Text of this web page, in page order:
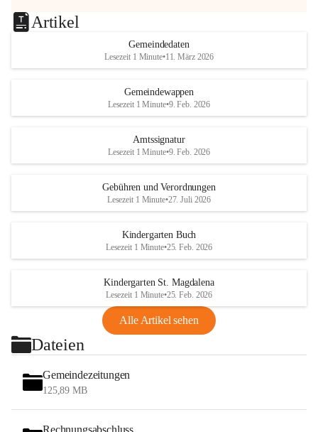
Artikel
Gemeindedaten
Lesezeit 1 Minute•11. März 2026
Gemeindewappen
Lesezeit 1 Minute•9. Feb. 2026
Amtssignatur
Lesezeit 1 Minute•9. Feb. 2026
Gebühren und Verordnungen
Lesezeit 1 Minute•27. Juli 2026
Kindergarten Buch
Lesezeit 1 Minute•25. Feb. 2026
Kindergarten St. Magdalena
Lesezeit 1 Minute•25. Feb. 2026
Alle Artikel sehen
Dateien
Gemeindezeitungen
125,89 MB
Rechnungsabschluss